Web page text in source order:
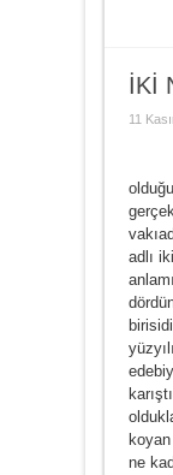
İKİ
11
adlı
ne